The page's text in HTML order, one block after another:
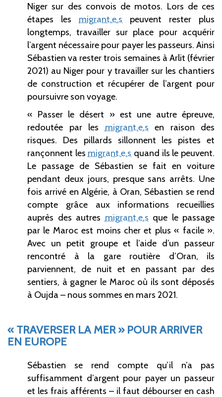
Niger sur des convois de motos. Lors de ces
étapes les migrant.e.s peuvent rester plus
longtemps, travailler sur place pour acquérir
l’argent nécessaire pour payer les passeurs. Ainsi
Sébastien va rester trois semaines à Arlit (février
2021) au Niger pour y travailler sur les chantiers
de construction et récupérer de l’argent pour
poursuivre son voyage.
« Passer le désert » est une autre épreuve,
redoutée par les migrant.e.s en raison des
risques. Des pillards sillonnent les pistes et
rançonnent les migrant.e.s quand ils le peuvent.
Le passage de Sébastien se fait en voiture
pendant deux jours, presque sans arrêts. Une
fois arrivé en Algérie, à Oran, Sébastien se rend
compte grâce aux informations recueillies
auprès des autres migrant.e.s que le passage
par le Maroc est moins cher et plus « facile ».
Avec un petit groupe et l’aide d’un passeur
rencontré à la gare routière d’Oran, ils
parviennent, de nuit et en passant par des
sentiers, à gagner le Maroc où ils sont déposés
à Oujda – nous sommes en mars 2021.
« TRAVERSER LA MER» POUR ARRIVER
EN EUROPE
Sébastien se rend compte qu’il n’a pas
suffisamment d’argent pour payer un passeur
et les frais afférents – il faut débourser en cash